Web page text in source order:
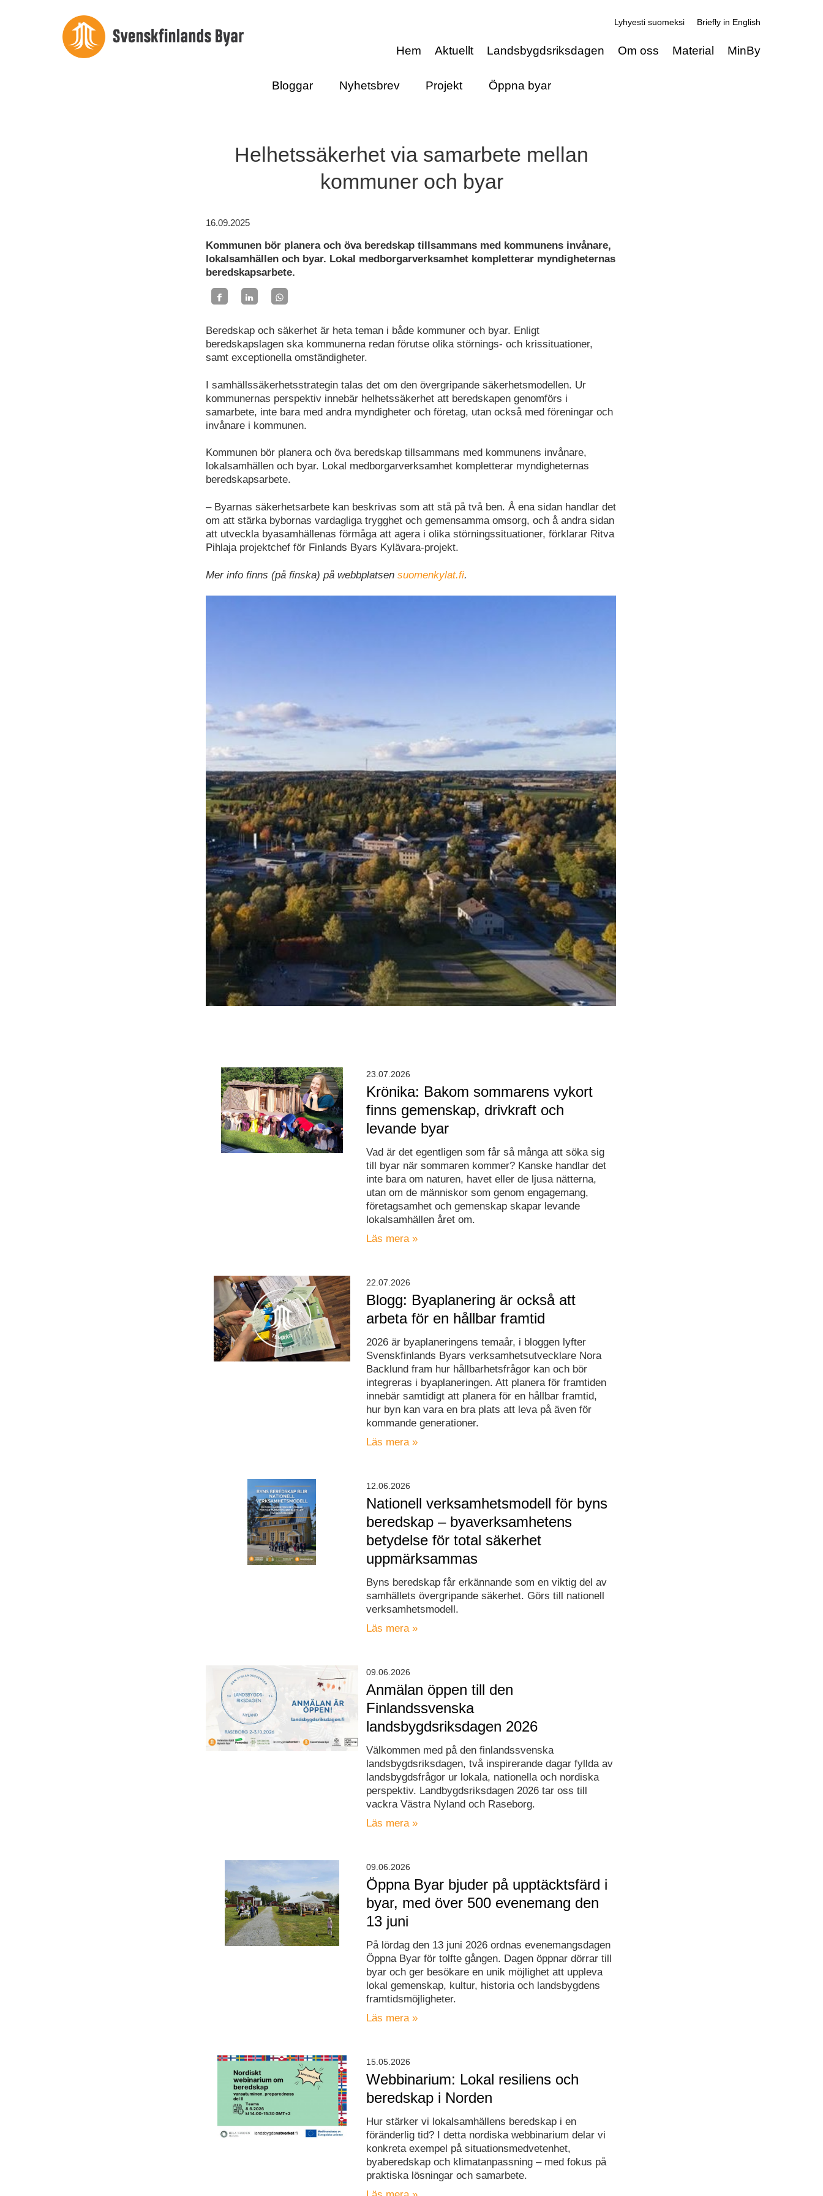
Lyhyesti suomeksi Briefly in English
Hem Aktuellt Landsbygdsriksdagen Om oss Material MinBy
Bloggar Nyhetsbrev Projekt Öppna byar
Helhetssäkerhet via samarbete mellan
kommuner och byar
16.09.2025
Kommunen bör planera och öva beredskap tillsammans med kommunens invånare,
lokalsamhällen och byar. Lokal medborgarverksamhet kompletterar myndigheternas
beredskapsarbete.
Beredskap och säkerhet är heta teman i både kommuner och byar. Enligt
beredskapslagen ska kommunerna redan förutse olika störnings- och krissituationer,
samt exceptionella omständigheter.
I samhällssäkerhetsstrategin talas det om den övergripande säkerhetsmodellen. Ur
kommunernas perspektiv innebär helhetssäkerhet att beredskapen genomförs i
samarbete, inte bara med andra myndigheter och företag, utan också med föreningar och
invånare i kommunen.
Kommunen bör planera och öva beredskap tillsammans med kommunens invånare,
lokalsamhällen och byar. Lokal medborgarverksamhet kompletterar myndigheternas
beredskapsarbete.
– Byarnas säkerhetsarbete kan beskrivas som att stå på två ben. Å ena sidan handlar det
om att stärka bybornas vardagliga trygghet och gemensamma omsorg, och å andra sidan
att utveckla byasamhällenas förmåga att agera i olika störningssituationer, förklarar Ritva
Pihlaja projektchef för Finlands Byars Kylävara-projekt.
Mer info finns (på finska) på webbplatsen suomenkylat.fi.
Krönika: Bakom sommarens vykort
finns gemenskap, drivkraft och
levande byar
Vad är det egentligen som får så många att söka sig
till byar när sommaren kommer? Kanske handlar det
inte bara om naturen, havet eller de ljusa nätterna,
utan om de människor som genom engagemang,
företagsamhet och gemenskap skapar levande
lokalsamhällen året om.
Läs mera »
23.07.2026
Blogg: Byaplanering är också att
arbeta för en hållbar framtid
2026 är byaplaneringens temaår, i bloggen lyfter
Svenskfinlands Byars verksamhetsutvecklare Nora
Backlund fram hur hållbarhetsfrågor kan och bör
integreras i byaplaneringen. Att planera för framtiden
innebär samtidigt att planera för en hållbar framtid,
hur byn kan vara en bra plats att leva på även för
kommande generationer.
Läs mera »
22.07.2026
Nationell verksamhetsmodell för byns
beredskap – byaverksamhetens
betydelse för total säkerhet
uppmärksammas
Byns beredskap får erkännande som en viktig del av
samhällets övergripande säkerhet. Görs till nationell
verksamhetsmodell.
Läs mera »
12.06.2026
Anmälan öppen till den
Finlandssvenska
landsbygdsriksdagen 2026
Välkommen med på den finlandssvenska
landsbygdsriksdagen, två inspirerande dagar fyllda av
landsbygdsfrågor ur lokala, nationella och nordiska
perspektiv. Landbygdsriksdagen 2026 tar oss till
vackra Västra Nyland och Raseborg.
Läs mera »
09.06.2026
Öppna Byar bjuder på upptäcktsfärd i
byar, med över 500 evenemang den
13 juni
På lördag den 13 juni 2026 ordnas evenemangsdagen
Öppna Byar för tolfte gången. Dagen öppnar dörrar till
byar och ger besökare en unik möjlighet att uppleva
lokal gemenskap, kultur, historia och landsbygdens
framtidsmöjligheter.
Läs mera »
09.06.2026
Webbinarium: Lokal resiliens och
beredskap i Norden
Hur stärker vi lokalsamhällens beredskap i en
föränderlig tid? I detta nordiska webbinarium delar vi
konkreta exempel på situationsmedvetenhet,
byaberedskap och klimatanpassning – med fokus på
praktiska lösningar och samarbete.
15.05.2026